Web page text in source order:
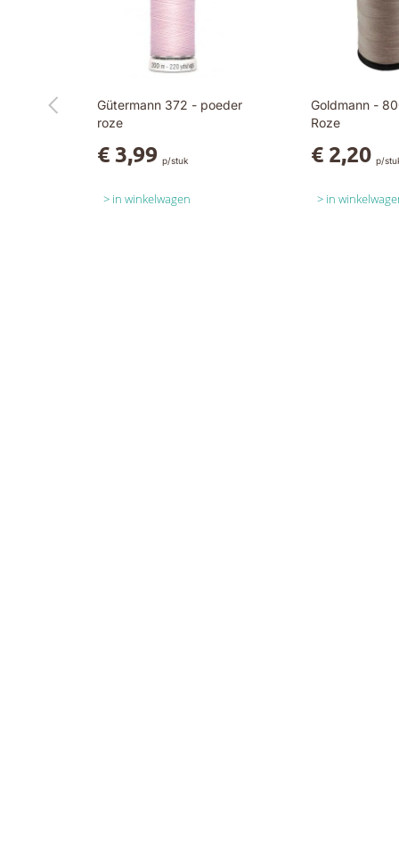
Gütermann 372 - poeder
roze
€ 3,99 p/stuk
in winkelwagen
Goldmann -
Roze
€ 2,20 p/
in